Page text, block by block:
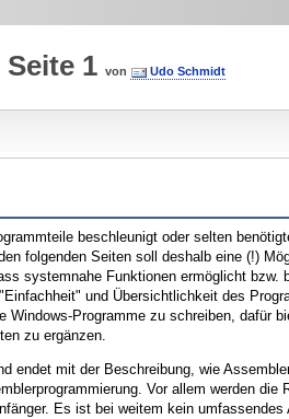
1 von Udo Schmidt
beschleunigt oder selten
folgenden Seiten soll deshalb eine (!)
systemnahe Funktionen ermöglicht bzw.
und Übersichtlichkeit des
Programme zu schreiben, dafür
zu ergänzen.
endet mit der Beschreibung, wie
Vor allem werden die
Es ist bei weitem kein umfassendes